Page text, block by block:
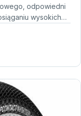
odpowiedni
wysokich